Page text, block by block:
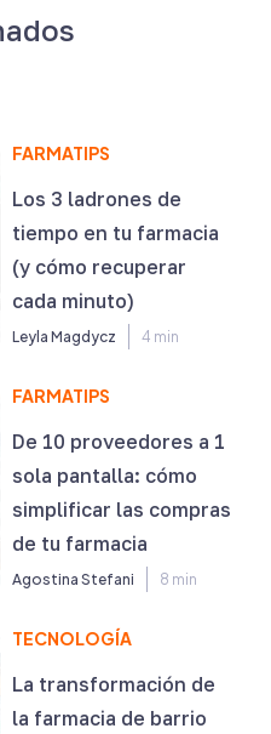
FARMATIPS
Los 3 ladrones de
tiempo en tu farmacia
(y cómo recuperar
cada minuto)
Leyla Magdycz 4 min
FARMATIPS
De 10 proveedores a 1
sola pantalla: cómo
simplificar las compras
de tu farmacia
Agostina Stefani 8 min
TECNOLOGÍA
La transformación de
la farmacia de barrio